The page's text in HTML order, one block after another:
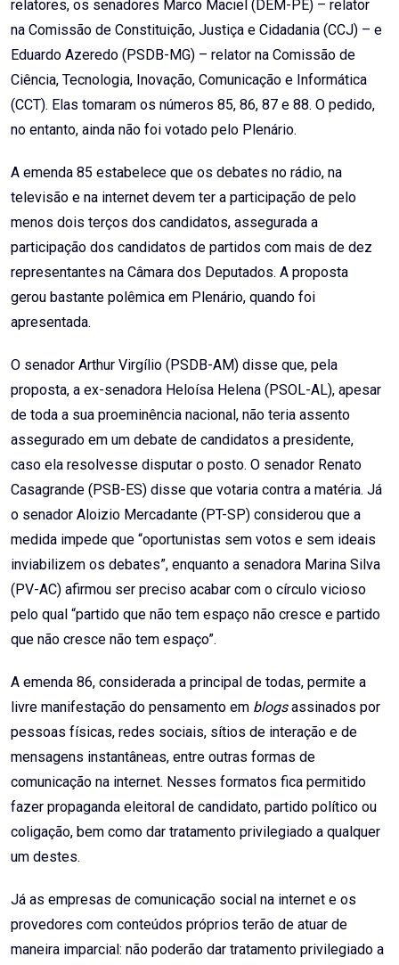
relatores, os senadores Marco Maciel (DEM-PE) – relator
na Comissão de Constituição, Justiça e Cidadania (CCJ) – e
Eduardo Azeredo (PSDB-MG) – relator na Comissão de
Ciência, Tecnologia, Inovação, Comunicação e Informática
(CCT). Elas tomaram os números 85, 86, 87 e 88. O pedido,
no entanto, ainda não foi votado pelo Plenário.
A emenda 85 estabelece que os debates no rádio, na
televisão e na internet devem ter a participação de pelo
menos dois terços dos candidatos, assegurada a
participação dos candidatos de partidos com mais de dez
representantes na Câmara dos Deputados. A proposta
gerou bastante polêmica em Plenário, quando foi
apresentada.
O senador Arthur Virgílio (PSDB-AM) disse que, pela
proposta, a ex-senadora Heloísa Helena (PSOL-AL), apesar
de toda a sua proeminência nacional, não teria assento
assegurado em um debate de candidatos a presidente,
caso ela resolvesse disputar o posto. O senador Renato
Casagrande (PSB-ES) disse que votaria contra a matéria. Já
o senador Aloizio Mercadante (PT-SP) considerou que a
medida impede que “oportunistas sem votos e sem ideais
inviabilizem os debates”, enquanto a senadora Marina Silva
(PV-AC) afirmou ser preciso acabar com o círculo vicioso
pelo qual “partido que não tem espaço não cresce e partido
que não cresce não tem espaço”.
A emenda 86, considerada a principal de todas, permite a
livre manifestação do pensamento em blogsassinados por
pessoas físicas, redes sociais, sítios de interação e de
mensagens instantâneas, entre outras formas de
comunicação na internet. Nesses formatos fica permitido
fazer propaganda eleitoral de candidato, partido político ou
coligação, bem como dar tratamento privilegiado a qualquer
um destes.
Já as empresas de comunicação social na internet e os
provedores com conteúdos próprios terão de atuar de
maneira imparcial: não poderão dar tratamento privilegiado a